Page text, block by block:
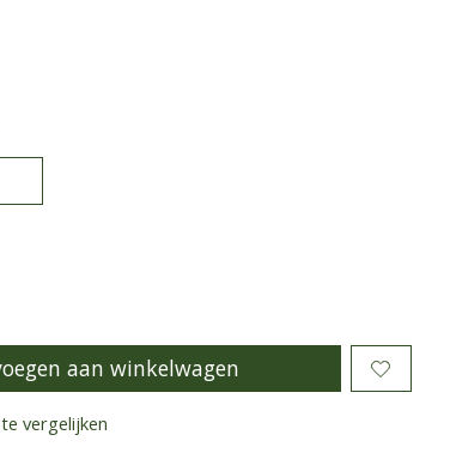
aan winkelwagen
vergelijken